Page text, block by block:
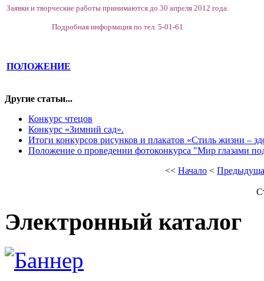
Заявки и творческие работы принимаются до 30 апреля 2012 года.
Подробная информация по тел. 5-01-61
ПОЛОЖЕНИЕ
Другие статьи...
Конкурс чтецов
Конкурс «Зимний сад».
Итоги конкурсов рисунков и плакатов «Стиль жизни –
Положение о проведении фотоконкурса "Мир глазами
<< Начало <
Электронный каталог